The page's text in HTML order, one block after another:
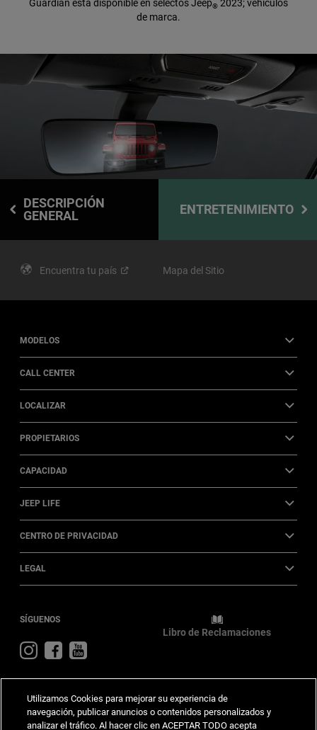
Guardian está disponible en selectos Jeep® 2023; vehículos
de marca.
DESCRIPCIÓN
GENERAL
ENTRETENIMIENTO
Encuentra tu país Mapa del Sitio
MODELOS
CALL CENTER
LOCALIZAR
PROPIETARIOS
CAPACIDAD
JEEP LIFE
CENTRO DE PRIVACIDAD
LEGAL
SÍGUENOS
Visit
on
Instagram
Visit
on
Facebook
Visit
on
YouTube
Libro de Reclamaciones
Utilizamos Cookies para mejorar su experiencia de
navegación, publicar anuncios o contenidos personalizados y
analizar el tráfico. Al hacer clic en ACEPTAR TODO acepta